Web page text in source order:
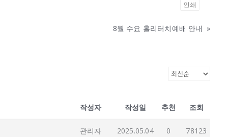
인쇄
8월 수요 홀리터치예배 안내 »
작성자 작성일 추천 조회
관리자 2025.05.04 0 78123